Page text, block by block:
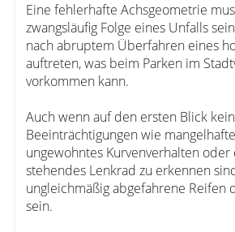
Eine fehlerhafte Achsgeometrie
zwangsläufig Folge eines Unfalls
nach abruptem Überfahren eines
auftreten, was beim Parken im
vorkommen kann.
Auch wenn auf den ersten Blick
Beeinträchtigungen wie
ungewohntes Kurvenverhalten oder
stehendes Lenkrad zu erkennen
ungleichmäßig abgefahrene Reifen
sein.